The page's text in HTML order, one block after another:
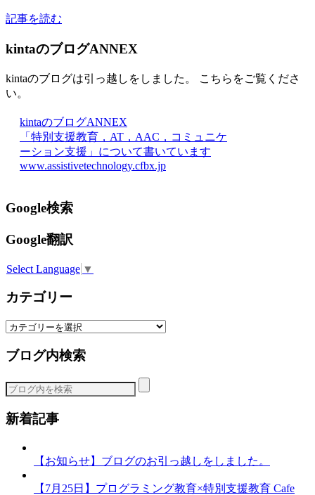
記事を読む
kintaのブログANNEX
kintaのブログは引っ越しをしました。 こちらをご覧くださ
い。
kintaのブログANNEX
「特別支援教育，AT，AAC，コミュニケ
ーション支援」について書いています
www.assistivetechnology.cfbx.jp
Google検索
Google翻訳
Select Language ▼
カテゴリー
カ
ゴ
ー
ブログ内検索
新着記事
【お知らせ】ブログのお引っ越しをしました。
【7月25日】プログラミング教育×特別支援教育 Cafe